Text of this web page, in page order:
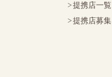
提携店一覧
提携店募集